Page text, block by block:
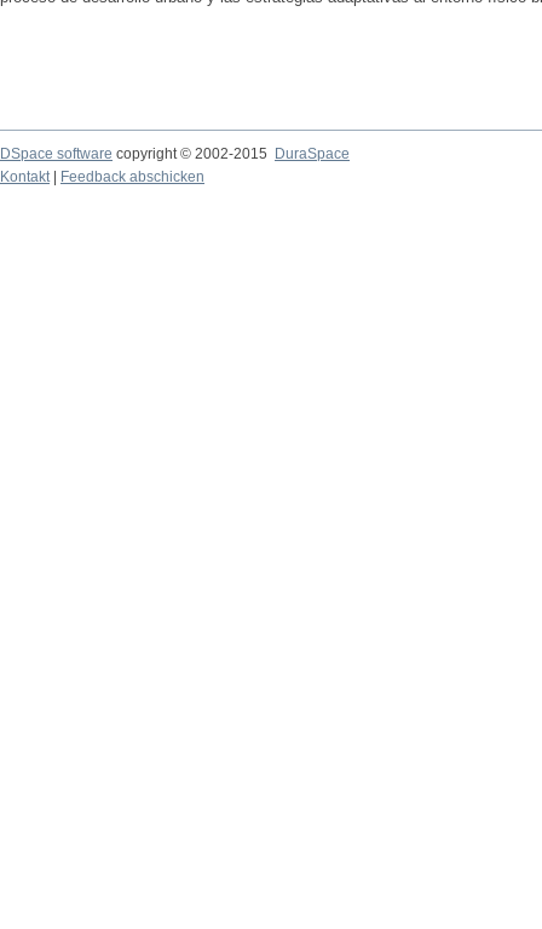
DSpace software copyright © 2002-2015
DuraSpace
Kontakt| Feedback abschicken